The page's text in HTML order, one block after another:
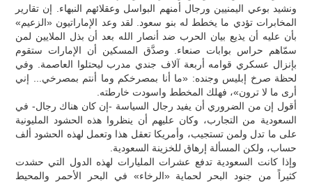
ونشيد بوعي اليمنيين ورجال أمنهم البواسل وعقلائهم النبهاء. إن تقارير
المخابرات تؤدي ما يخطط له بنو سعود. لقد وعد الإماراتيون «الزعيم»
بأن عليه أن يذيع بيان الحرب ضد أنصار الله بعد أن بذل الملايين لمن
سمّاهم حراس بوابات صنعاء. وصدَّق المسكين أن الإمارات ستقوم
بإنزال عسكري قوامه أربعة آلاف جندي مدرب ليحتلوا العاصمة. وفي
لحظة صرخ إبليس وجنده: «ما أنا بمصرخكم وما أنتم بمصرخي... إني
أرى ما لا ترون»، فهلك المخطط واسودت خارطته.
أقول إن من الضروري أن يفيد رجال السياسة -إن كان هناك رجال- في
السعودية من التجارب، وكان عليهم أن ينظروا هذه الحشود المليونية
على ما تدل ولمن تستجيب، وأمريكا تعقل هذا وتعمل لهذه الحشود ألف
حساب، ولكن المسألة إرهاق للخزينة السعودية.
وإذا كانت السعودية تدفع عشرات المليارات لهذه الدول التي حشدت
كثيراً من جنود البحر لحماية «الرخاء» في البحر الأحمر والمحيط